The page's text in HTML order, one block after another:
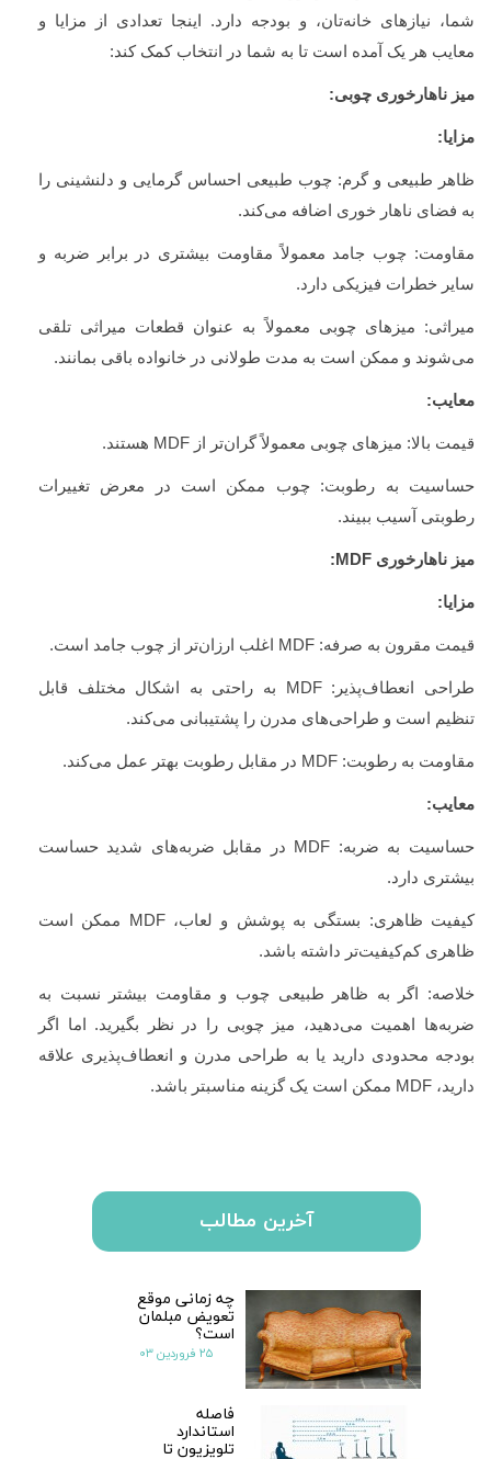
شما، نیازهای خانه‌تان، و بودجه دارد. اینجا تعدادی از مزایا و
معایب هر یک آمده است تا به شما در انتخاب کمک کند:
میز ناهارخوری چوبی:
مزایا:
ظاهر طبیعی و گرم: چوب طبیعی احساس گرمایی و دلنشینی را
به فضای ناهار خوری اضافه می‌کند.
مقاومت: چوب جامد معمولاً مقاومت بیشتری در برابر ضربه و
سایر خطرات فیزیکی دارد.
میراثی: میزهای چوبی معمولاً به عنوان قطعات میراثی تلقی
می‌شوند و ممکن است به مدت طولانی در خانواده باقی بمانند.
معایب:
قیمت بالا: میزهای چوبی معمولاً گران‌تر از MDF هستند.
حساسیت به رطوبت: چوب ممکن است در معرض تغییرات
رطوبتی آسیب ببیند.
میز ناهارخوری MDF
:
مزایا:
قیمت مقرون به صرفه: MDF اغلب ارزان‌تر از چوب جامد است.
طراحی انعطاف‌پذیر:MDF
به راحتی به اشکال مختلف قابل
تنظیم است و طراحی‌های مدرن را پشتیبانی می‌کند.
مقاومت به رطوبت: MDF در مقابل رطوبت بهتر عمل می‌کند.
معایب:
حساسیت به ضربه: MDF در مقابل ضربه‌های شدید حساست
بیشتری دارد.
کیفیت ظاهری: بستگی به پوشش و لعاب،MDF
ممکن است
ظاهری کم‌کیفیت‌تر داشته باشد.
خلاصه: اگر به ظاهر طبیعی چوب و مقاومت بیشتر نسبت به
ضربه‌ها اهمیت می‌دهید، میز چوبی را در نظر بگیرید. اما اگر
بودجه محدودی دارید یا به طراحی مدرن و انعطاف‌پذیری علاقه
دارید، MDF ممکن است یک گزینه مناسبتر باشد.
آخرین مطالب
چه زمانی موقع
تعویض مبلمان
است؟
۲۵ فروردین ۰۳
فاصله
استاندارد
تلویزیون تا